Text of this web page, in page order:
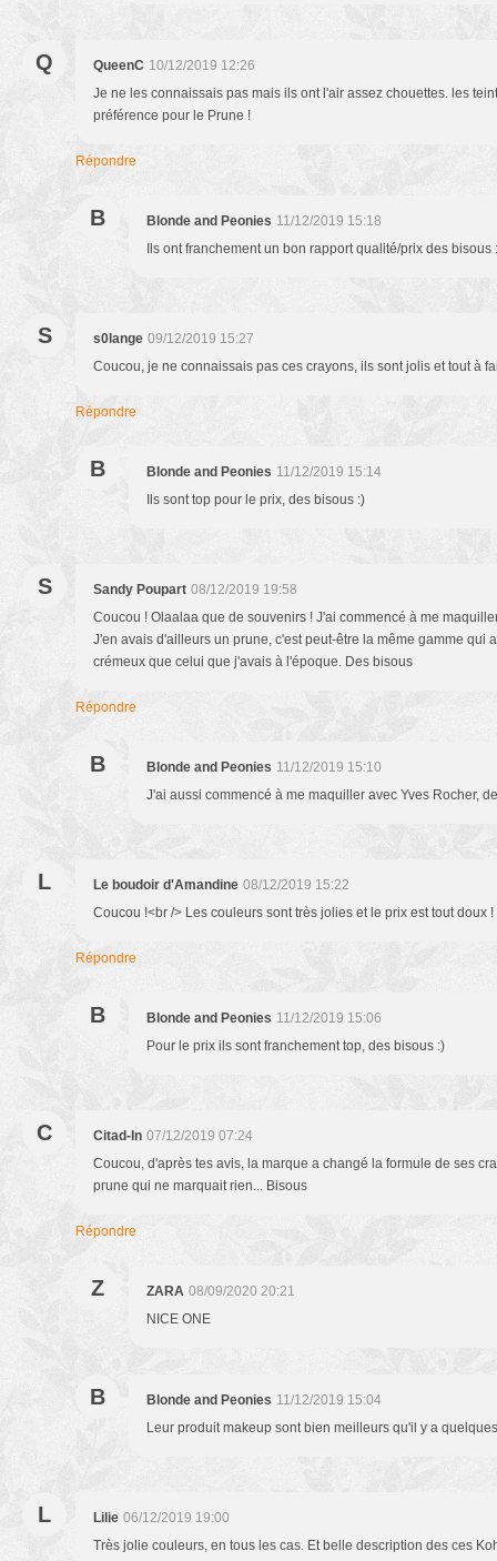
Q QueenC 10/12/2019 12:26
Je ne les connaissais pas mais ils ont l'air assez chouettes. les
préférence pour le Prune !
Répondre
B Blonde and Peonies 11/12/2019 15:18
Ils ont franchement un bon rapport qualité/prix des bisous
S s0lange 09/12/2019 15:27
Coucou, je ne connaissais pas ces crayons, ils sont jolis et tout à
Répondre
B Blonde and Peonies 11/12/2019 15:14
Ils sont top pour le prix, des bisous :)
S Sandy Poupart 08/12/2019 19:58
Coucou ! Olaalaa que de souvenirs ! J'ai commencé à me
J'en avais d'ailleurs un prune, c'est peut-être la même gamme qui
crémeux que celui que j'avais à l'époque. Des bisous
Répondre
B Blonde and Peonies 11/12/2019 15:10
J'ai aussi commencé à me maquiller avec Yves Rocher,
L Le boudoir d'Amandine 08/12/2019 15:22
Coucou !<br /> Les couleurs sont très jolies et le prix est tout doux
Répondre
B Blonde and Peonies 11/12/2019 15:06
Pour le prix ils sont franchement top, des bisous :)
C Citad-In 07/12/2019 07:24
Coucou, d'après tes avis, la marque a changé la formule de ses
prune qui ne marquait rien... Bisous
Répondre
Z ZARA 08/09/2020 20:21
NICE ONE
B Blonde and Peonies 11/12/2019 15:04
Leur produit makeup sont bien meilleurs qu'il y a
L Lilie 06/12/2019 19:00
Très jolie couleurs, en tous les cas. Et belle description des ces